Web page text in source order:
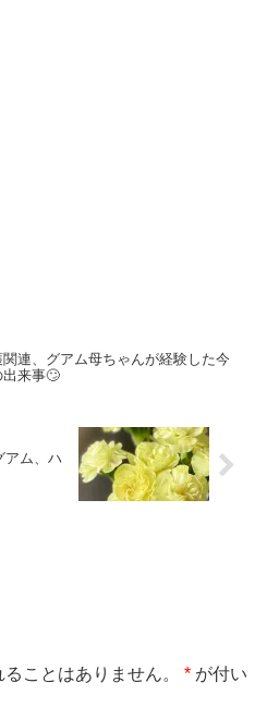
関連、グアム母ちゃんが経験した今
出来事🙄
アム、ハ
ことはありません。 * が付い